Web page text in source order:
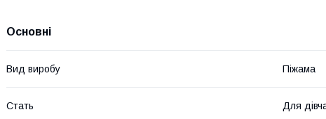
Основні
Вид виробу Піжама
Стать Для